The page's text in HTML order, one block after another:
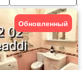
Обновленный